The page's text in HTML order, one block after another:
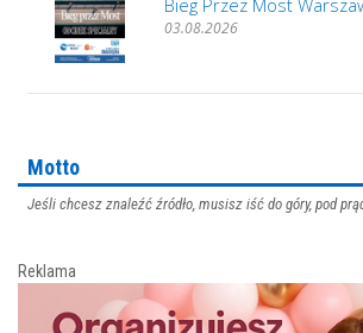
03.08.2026
Motto
Jeśli chcesz znaleźć źródło, musisz iść do góry, pod
Reklama